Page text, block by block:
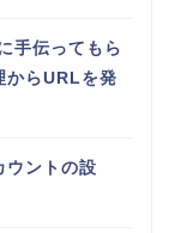
手伝ってもら
からURLを発
ウントの設